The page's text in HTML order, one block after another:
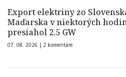
Export elektriny zo
Maďarska v niektorých
presiahol 2,5 GW
07. 08. 2026 | 2 komentáre